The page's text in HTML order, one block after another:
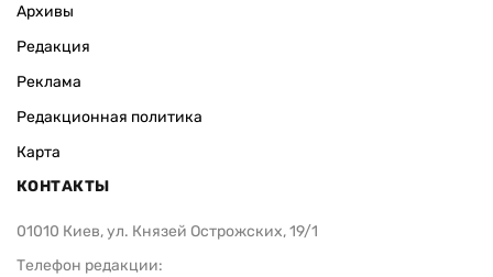
Архивы
Редакция
Реклама
Редакционная политика
Карта
КОНТАКТЫ
01010 Киев, ул. Князей Острожских, 19/1
Телефон редакции: